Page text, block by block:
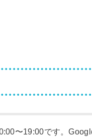
〜19:00です。